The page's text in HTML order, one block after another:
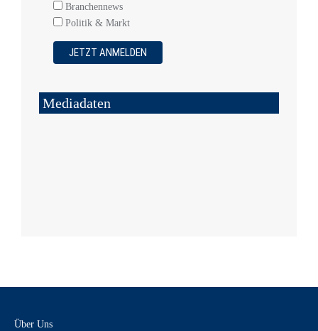
Branchennews
Politik & Markt
Mediadaten
Über Uns